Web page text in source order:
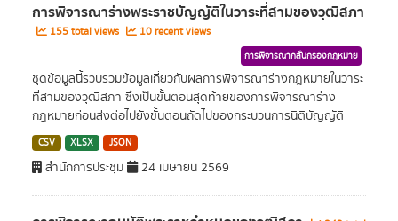
การพิจารณาร่างพระราชบัญญัติในวาระที่สามของวุฒิสภา
155 total views 10 recent views
การพิจารณากลั่นกรองกฎหมาย
ชุดข้อมูลนี้รวบรวมข้อมูลเกี่ยวกับผลการพิจารณาร่างกฎหมายในวาระ
ที่สามของวุฒิสภา ซึ่งเป็นขั้นตอนสุดท้ายของการพิจารณาร่าง
กฎหมายก่อนส่งต่อไปยังขั้นตอนถัดไปของกระบวนการนิติบัญญัติ
CSV XLSX JSON
สำนักการประชุม 24 เมษายน 2569